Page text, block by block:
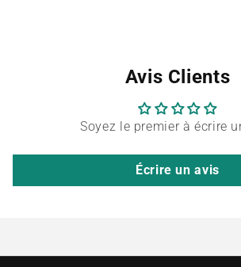
Avis Clients
Soyez le premier à écrire
Écrire un avis